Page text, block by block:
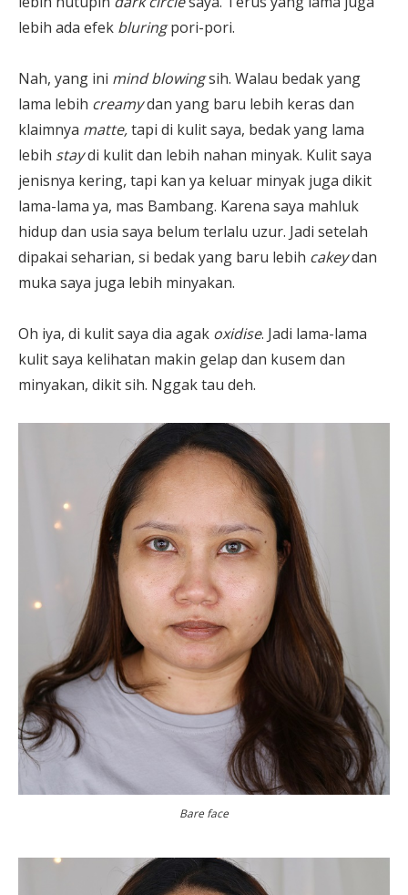
lebih ada efek bluringpori-pori.
Nah, yang ini mind blowingsih. Walau bedak yang
lama lebih creamydan yang baru lebih keras dan
klaimnya matte,tapi di kulit saya, bedak yang lama
lebih staydi kulit dan lebih nahan minyak. Kulit saya
jenisnya kering, tapi kan ya keluar minyak juga dikit
lama-lama ya, mas Bambang. Karena saya mahluk
hidup dan usia saya belum terlalu uzur. Jadi setelah
dipakai seharian, si bedak yang baru lebih cakeydan
muka saya juga lebih minyakan.
Oh iya, di kulit saya dia agak oxidise. Jadi lama-lama
kulit saya kelihatan makin gelap dan kusem dan
minyakan, dikit sih. Nggak tau deh.
Bare face